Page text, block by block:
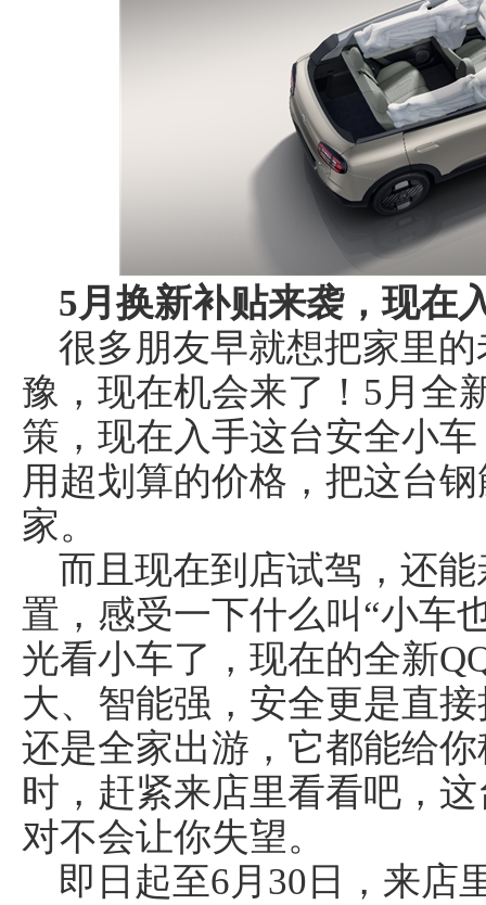
5月换新补贴来袭，现在
很多朋友早就想把家里
豫，现在机会来了！5月全
策，现在入手这台安全小
用超划算的价格，把这台
家。
而且现在到店试驾，还
置，感受一下什么叫“小车
光看小车了，现在的全新
大、智能强，安全更是直
还是全家出游，它都能给
时，赶紧来店里看看吧，
对不会让你失望。
即日起至6月30日，来店